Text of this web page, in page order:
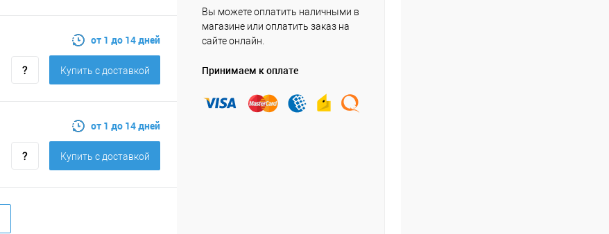
от 1 до 14 дней
Купить c доставкой
от 1 до 14 дней
Купить c доставкой
Вы можете оплатить наличными в
магазине или оплатить заказ на
сайте онлайн.
Принимаем к оплате